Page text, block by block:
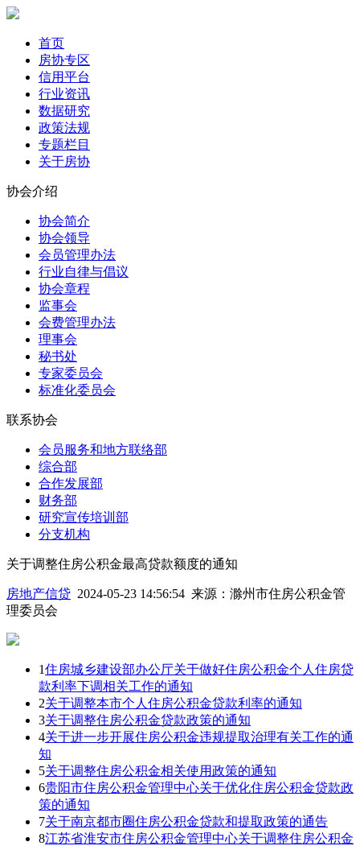
首页
房协专区
信用平台
行业资讯
数据研究
政策法规
专题栏目
关于房协
协会介绍
协会简介
协会领导
会员管理办法
行业自律与倡议
协会章程
监事会
会费管理办法
理事会
秘书处
专家委员会
标准化委员会
联系协会
会员服务和地方联络部
综合部
合作发展部
财务部
研究宣传培训部
分支机构
关于调整住房公积金最高贷款额度的通知
房地产信贷 2024-05-23 14:56:54 来源： 滁州市住房公积金管
理委员会
1住房城乡建设部办公厅关于做好住房公积金个人住房贷
款利率下调相关工作的通知
2关于调整本市个人住房公积金贷款利率的通知
3关于调整住房公积金贷款政策的通知
4关于进一步开展住房公积金违规提取治理有关工作的通
知
5关于调整住房公积金相关使用政策的通知
6贵阳市住房公积金管理中心关于优化住房公积金贷款政
策的通知
7关于南京都市圈住房公积金贷款和提取政策的通告
8江苏省淮安市住房公积金管理中心关于调整住房公积金